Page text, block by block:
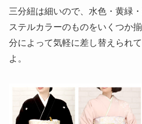
三分紐は細いので、水色・黄緑
ステルカラーのものをいくつか
分によって気軽に差し替えられ
よ。